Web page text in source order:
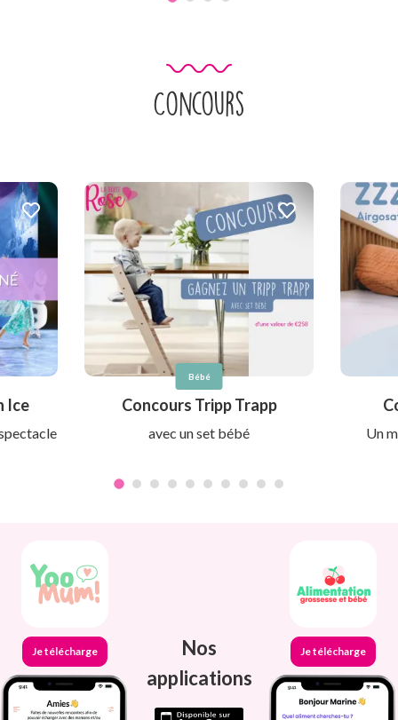
Concours
Ice
Bébé
Concours Tripp Trapp
avec un set bébé Un
Je télécharge
Nos
applications
Je télécharge